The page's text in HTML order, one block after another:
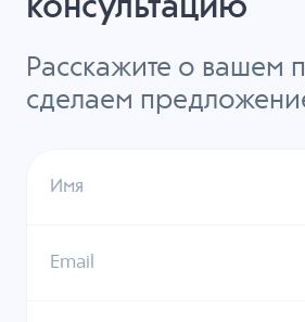
консультацию
Расскажите о вашем
сделаем
Имя
Email